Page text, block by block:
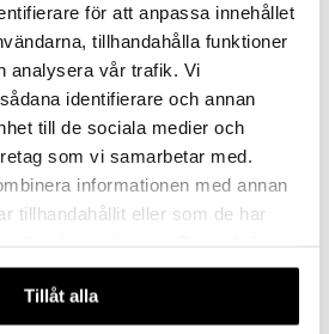
för att anpassa innehållet
tillhandahålla funktioner
analysera vår trafik. Vi
identifierare och annan
till de sociala medier och
som vi samarbetar med.
informationen med annan
tillhandahållit eller som de har
användande av vår webbplats.
Tillåt allaOPI Nature Strong